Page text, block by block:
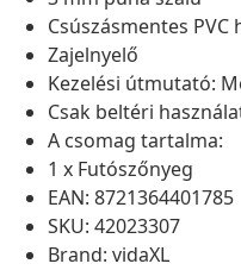
Csúszásmentes PVC
Zajelnyelő
Kezelési útmutató:
Csak beltéri
A csomag tartalma:
1 x Futószőnyeg
EAN: 8721364401785
SKU: 42023307
Brand: vidaXL